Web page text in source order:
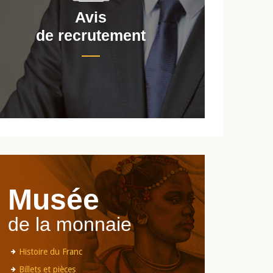
Avis
de recrutement
Musée
de la monnaie
Histoire du Franc
Billets et pièces